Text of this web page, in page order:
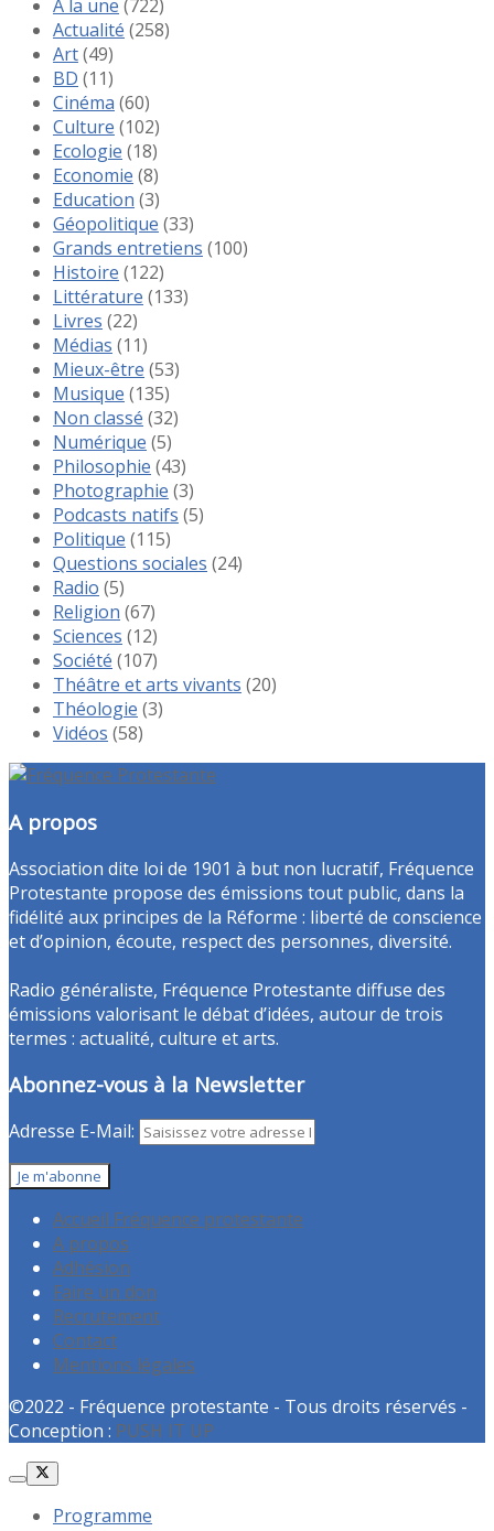
A la une (722)
Actualité (258)
Art(49)
BD (11)
Cinéma (60)
Culture (102)
Ecologie (18)
Economie (8)
Education (3)
Géopolitique (33)
Grands entretiens (100)
Histoire (122)
Littérature (133)
Livres (22)
Médias (11)
Mieux-être (53)
Musique (135)
Non classé (32)
Numérique (5)
Philosophie (43)
Photographie (3)
Podcasts natifs (5)
Politique (115)
Questions sociales (24)
Radio (5)
Religion (67)
Sciences (12)
Société (107)
Théâtre et arts vivants (20)
Théologie (3)
Vidéos (58)
A propos
Association dite loi de 1901 à but non lucratif, Fréquence
Protestante propose des émissions tout public, dans la
fidélité aux principes de la Réforme : liberté de conscience
et d’opinion, écoute, respect des personnes, diversité.
Radio généraliste, Fréquence Protestante diffuse des
émissions valorisant le débat d’idées, autour de trois
termes : actualité, culture et arts.
Abonnez-vous à la Newsletter
Adresse E-Mail:
Accueil Fréquence protestante
A propos
Adhésion
Faire un don
Recrutement
Contact
Mentions légales
©2022 - Fréquence protestante - Tous droits réservés -
Conception : PUSH IT UP
Programme